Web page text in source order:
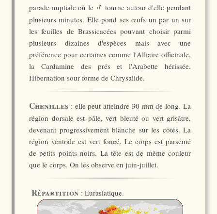
parade nuptiale où le ♂ tourne autour d'elle pendant
plusieurs minutes. Elle pond ses œufs un par un sur
les feuilles de Brassicacées pouvant choisir parmi
plusieurs dizaines d'espèces mais avec une
préférence pour certaines comme l'Alliaire officinale,
la Cardamine des prés et l'Arabette hérissée.
Hibernation sour forme de Chrysalide.
Chenilles : elle peut atteindre 30 mm de long. La
région dorsale est pâle, vert bleuté ou vert grisâtre,
devenant progressivement blanche sur les côtés. La
région ventrale est vert foncé. Le corps est parsemé
de petits points noirs. La tête est de même couleur
que le corps. On les observe en juin-juillet.
Répartition : Eurasiatique.